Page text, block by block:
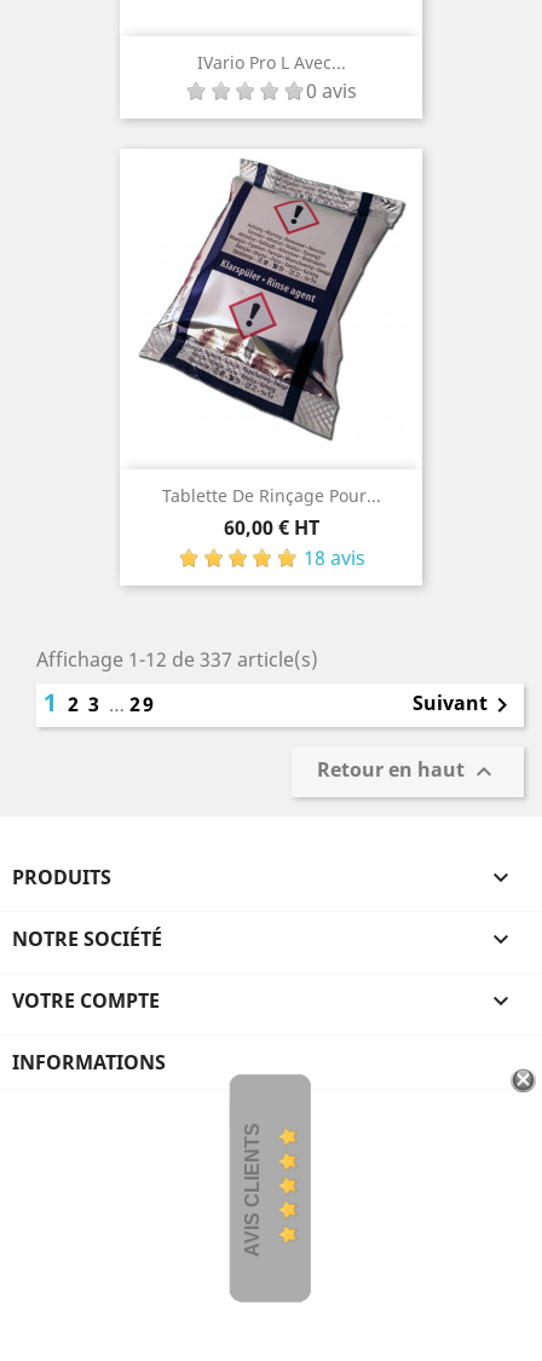
IVario Pro L Avec...
0 avis
Tablette De Rinçage Pour...
Prix
60,00 € HT
18 avis
Affichage 1-12 de 337 article(s)
1 2 3 … 29 Suivant 
Retour en haut 
PRODUITS 
NOTRE SOCIÉTÉ 
VOTRE COMPTE 
INFORMATIONS
AVIS CLIENTS